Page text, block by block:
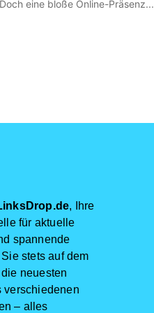
eine bloße Online-Präsenz...
, Ihre
für aktuelle
spannende
stets auf dem
neuesten
verschiedenen
– alles